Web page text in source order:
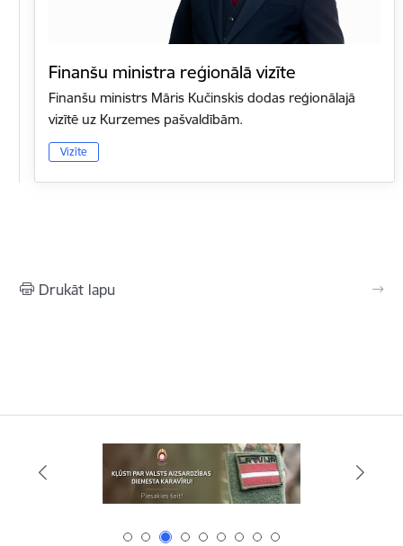
Finanšu ministra reģionālā vizīte
Finanšu ministrs Māris Kučinskis dodas reģionālajā
vizītē uz Kurzemes pašvaldībām.
Vizīte
Drukāt lapu